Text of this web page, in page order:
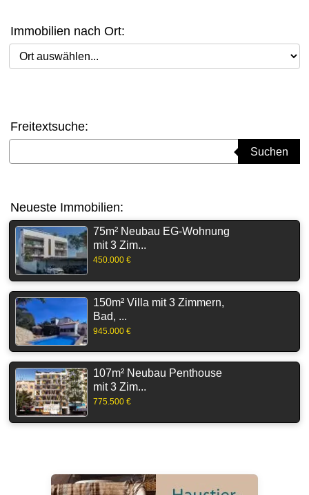
Immobilien nach Ort:
Ort auswählen
Freitextsuche:
Suchen
Neueste Immobilien:
75m² Neubau EG-Wohnung
mit 3 Zim...
450.000 €
150m² Villa mit 3 Zimmern,
Bad, ...
945.000 €
107m² Neubau Penthouse
mit 3 Zim...
775.500 €